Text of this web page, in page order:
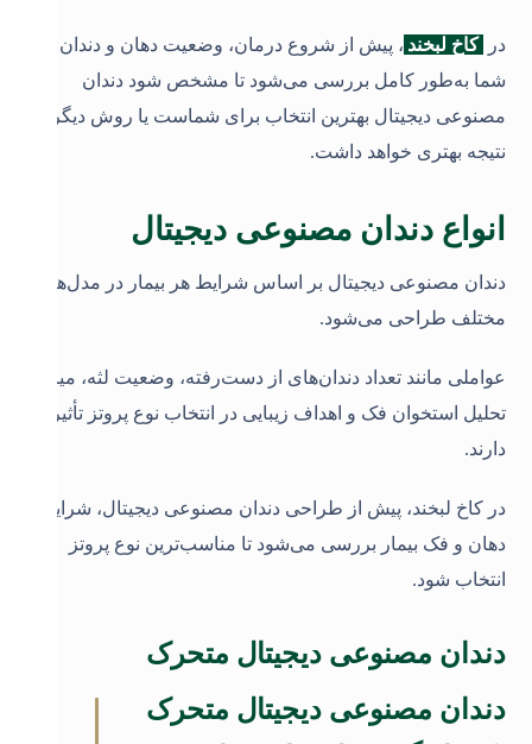
در کاخ لبخند ، پیش از شروع درمان، وضعیت دهان و دندان
شما به‌طور کامل بررسی می‌شود تا مشخص شود دندان
مصنوعی دیجیتال بهترین انتخاب برای شماست یا روش دیگری
نتیجه بهتری خواهد داشت.
انواع دندان مصنوعی دیجیتال
دندان مصنوعی دیجیتال بر اساس شرایط هر بیمار در مدل‌های
مختلف طراحی می‌شود.
عواملی مانند تعداد دندان‌های از دست‌رفته، وضعیت لثه، میزان
تحلیل استخوان فک و اهداف زیبایی در انتخاب نوع پروتز تأثیر
دارند.
در کاخ لبخند، پیش از طراحی دندان مصنوعی دیجیتال، شرایط
دهان و فک بیمار بررسی می‌شود تا مناسب‌ترین نوع پروتز
انتخاب شود.
دندان مصنوعی دیجیتال متحرک
دندان مصنوعی دیجیتال متحرک